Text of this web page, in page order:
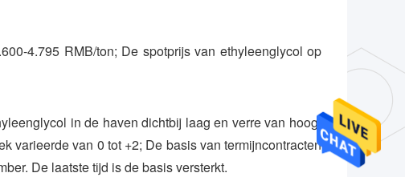
4.795 RMB/ton; De spotprijs van ethyleenglycol op
in de haven dichtbij laag en verre van hoog.
varieerde van 0 tot +2; De basis van termijncontracten
De laatste tijd is de basis versterkt.